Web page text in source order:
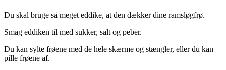
Du skal bruge så meget eddike, at den dækker dine ramsløgfrø.
Smag eddiken til med sukker, salt og peber.
Du kan sylte frøene med de hele skærme og stængler, eller du kan
pille frøene af.